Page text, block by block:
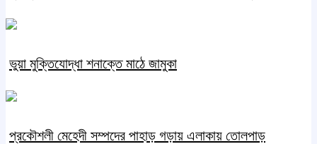
ভুয়া মুক্তিযোদ্ধা শনাক্তে মাঠে জামুকা
প্রকৌশলী মেহেদী সম্পদের পাহাড় গড়ায় এলাকায় তোলপাড়